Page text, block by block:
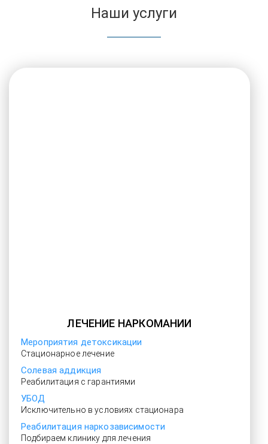
Наши услуги
ЛЕЧЕНИЕ НАРКОМАНИИ
Мероприятия детоксикации
Стационарное лечение
Солевая аддикция
Реабилитация с гарантиями
УБОД
Исключительно в условиях стационара
Реабилитация наркозависимости
Подбираем клинику для лечения